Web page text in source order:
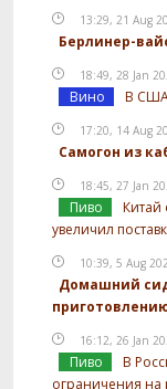
13:29, 21 Aug
Берлинер-
18:49, 28 Jan
Вино В США
17:20, 14 Aug
Самогон из
18:45, 27 Jan
Пиво
Китай
увеличил
10:39, 5 Aug
Домашний
16:12, 26 Jan
Пиво
В
ограничения на